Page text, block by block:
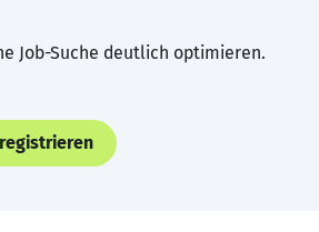
Job-Suche deutlich optimieren.